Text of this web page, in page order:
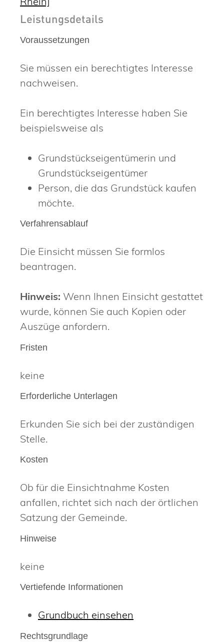
Leistungsdetails
Voraussetzungen
Sie müssen ein berechtigtes Interesse
nachweisen.
Ein berechtigtes Interesse haben Sie
beispielsweise als
Grundstückseigentümerin und
Grundstückseigentümer
Person, die das Grundstück kaufen
möchte.
Verfahrensablauf
Die Einsicht müssen Sie formlos
beantragen.
Hinweis: Wenn Ihnen Einsicht gestattet
wurde, können Sie auch Kopien oder
Auszüge anfordern.
Fristen
keine
Erforderliche Unterlagen
Erkunden Sie sich bei der zuständigen
Stelle.
Kosten
Ob für die Einsichtnahme Kosten
anfallen, richtet sich nach der örtlichen
Satzung der Gemeinde.
Hinweise
keine
Vertiefende Informationen
Grundbuch einsehen
Rechtsgrundlage